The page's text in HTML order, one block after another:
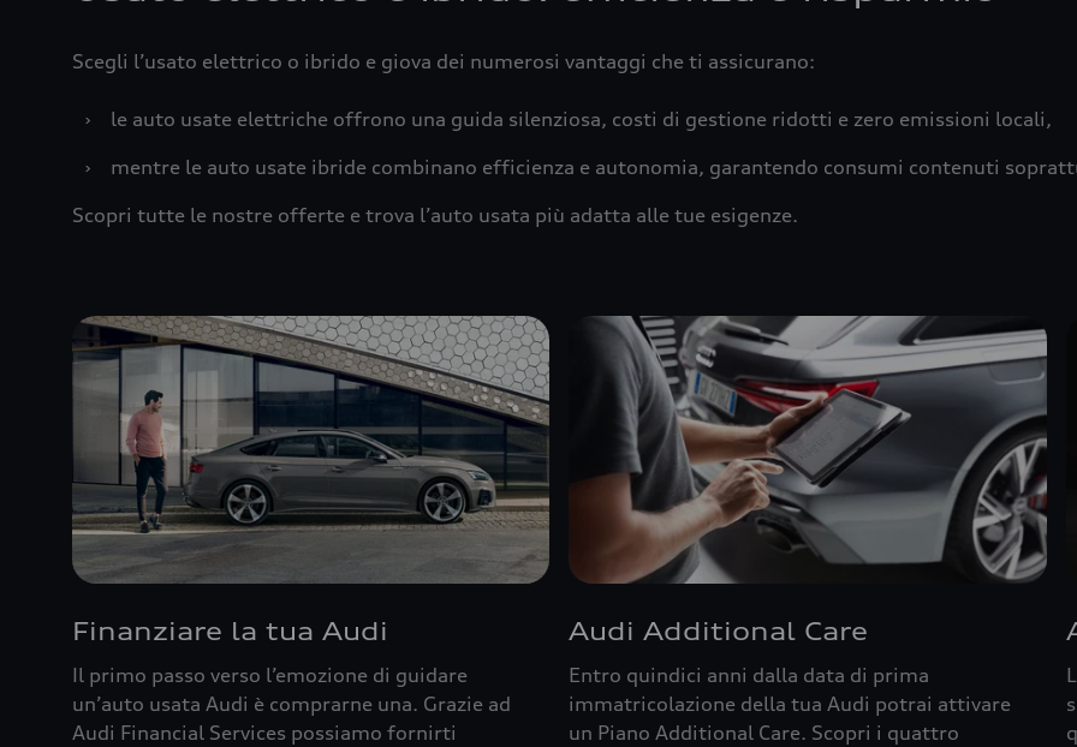
Scegli l’usato elettrico o ibrido e giova dei numerosi vantaggi che ti assicurano:
›
le auto usate elettriche offrono una guida silenziosa, costi di gestione ridotti e zero emissioni locali,
›
mentre le auto usate ibride combinano efficienza e autonomia, garantendo consumi contenuti
Scopri tutte le nostre offerte e trova l’auto usata più adatta alle tue esigenze.
Finanziare la tua Audi
Il primo passo verso l’emozione di guidare
un’auto usata Audi è comprarne una. Grazie ad
Audi Financial Services possiamo fornirti
Audi Additional Care
Entro quindici anni dalla data di prima
immatricolazione della tua Audi potrai attivare
un Piano Additional Care. Scopri i quattro